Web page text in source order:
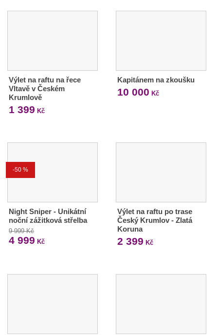
Výlet na raftu na řece
Vltavě v Českém
Krumlově
1 399 Kč
Kapitánem na zkoušku
10 000 Kč
-50 %
Night Sniper - Unikátní
noční zážitková střelba
9 999 Kč
4 999 Kč
Výlet na raftu po trase
Český Krumlov - Zlatá
Koruna
2 399 Kč